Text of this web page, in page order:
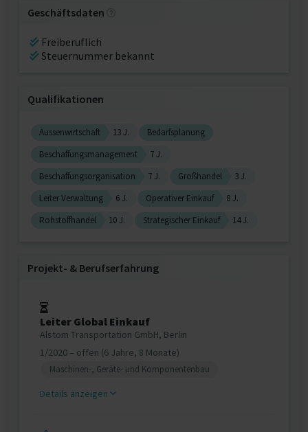
Geschäftsdaten
Freiberuflich
Steuernummer bekannt
Qualifikationen
Aussenwirtschaft 13 J.
Bedarfsplanung
Beschaffungsmanagement
7 J.
Beschaffungsorganisation
7 J. Großhandel
3 J.
Leiter Verwaltung
6 J. Operativer Einkauf
8 J.
Rohstoffhandel
10 J. Strategischer Einkauf 14 J.
Projekt‐ & Berufserfahrung
Leiter Global Einkauf
Alstom Transportation GmbH, Berlin
1/2020 – offen (6 Jahre, 8 Monate)
Maschinen-, Geräte- und Komponentenbau
Details anzeigen